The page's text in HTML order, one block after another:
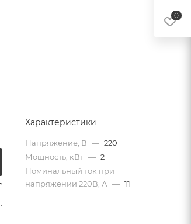
Характеристики
Напряжение, В — 220
Мощность, кВт — 2
Номинальный ток при
напряжении 220В, А — 11
0